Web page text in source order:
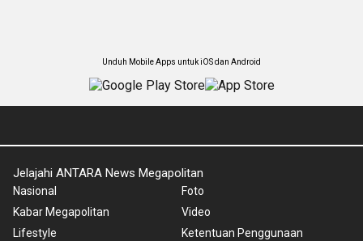
Unduh Mobile Apps untuk iOS dan Android
Jelajahi ANTARA News Megapolitan
Nasional
Kabar Megapolitan
Lifestyle
Foto
Video
Ketentuan Penggunaan